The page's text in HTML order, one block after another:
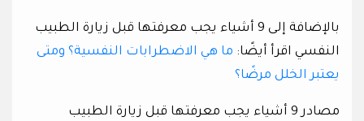
بالإضافة إلى 9 أشياء يجب معرفتها قبل زيارة الطبيب
النفسي اقرأ أيضًا: ما هي الاضطرابات النفسية؟ ومتى
يعتبر الخلل مرضًا؟
مصادر 9 أشياء يجب معرفتها قبل زيارة الطبيب